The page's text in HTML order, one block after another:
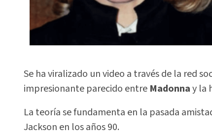
Se ha viralizado un video a través de la red
impresionante parecido entre Madonnay la
La teoría se fundamenta en la pasada
Jackson en los años 90.